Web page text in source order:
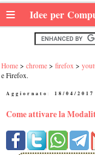
≡ Idee per
Home chrome firefox
e Firefox.
Aggiornato: 18/04/2017
Come attivare la